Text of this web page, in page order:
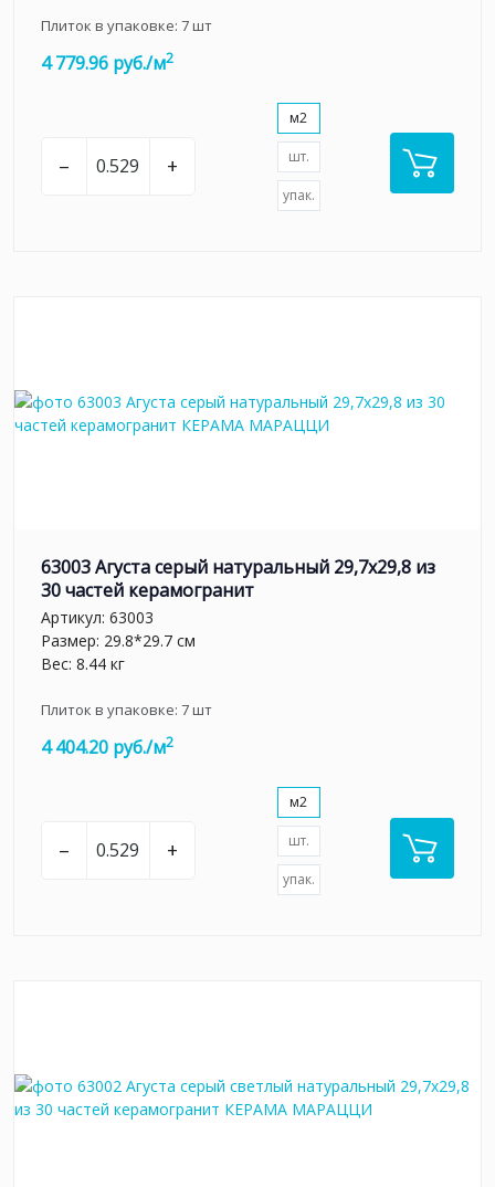
Плиток в упаковке: 7шт
4 779.96 руб./м2
– +
м2
шт.
упак.
63003 Агуста серый натуральный 29,7х29,8 из
30 частей керамогранит
Артикул: 63003
Размер: 29.8*29.7 см
Вес: 8.44 кг
Плиток в упаковке: 7шт
4 404.20 руб./м2
– +
м2
шт.
упак.